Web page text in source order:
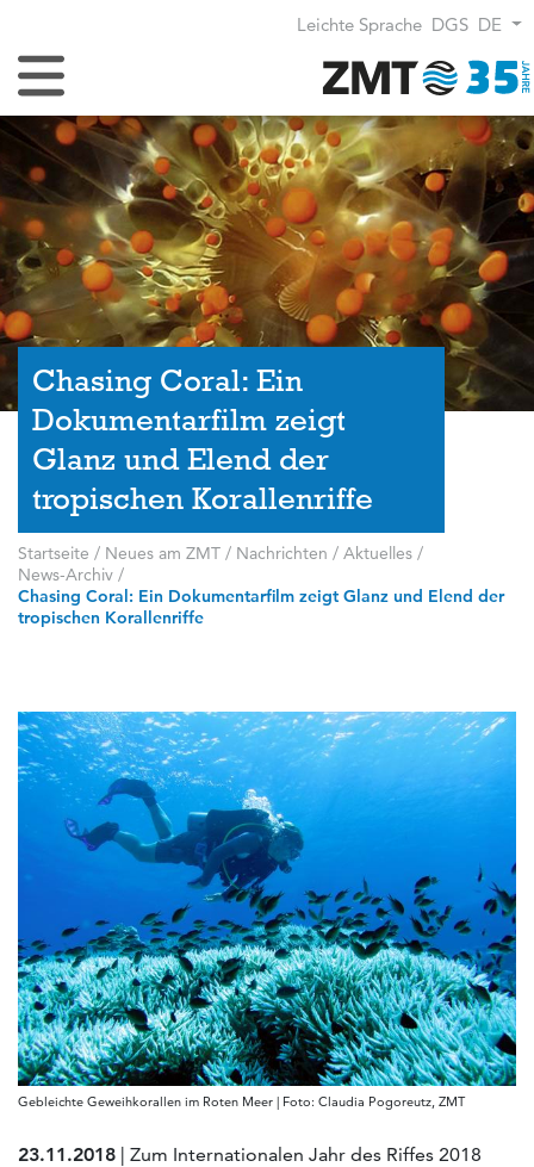
Leichte Sprache DGS DE
Navigation umschalten
Chasing Coral: Ein
Dokumentarfilm zeigt
Glanz und Elend der
tropischen Korallenriffe
Startseite / Neues am ZMT / Nachrichten / Aktuelles /
News-Archiv /
Chasing Coral: Ein Dokumentarfilm zeigt Glanz und Elend der
tropischen Korallenriffe
Gebleichte Geweihkorallen im Roten Meer | Foto: Claudia Pogoreutz, ZMT
23.11.2018 | Zum Internationalen Jahr des Riffes 2018